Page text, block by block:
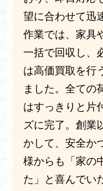
望に合わせて迅
作業では、家具
一括で回収し、
は高価買取を行
ました。全ての
はすっきりと片
ズに完了。創業
かして、安全か
様からも「家の
た」と喜んでい